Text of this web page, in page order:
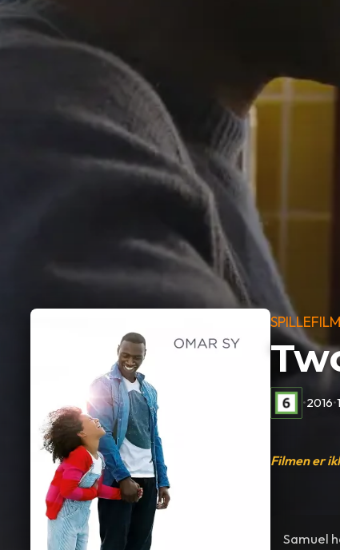
SPILLEFILM
•2016•
Filmen er
Samuel